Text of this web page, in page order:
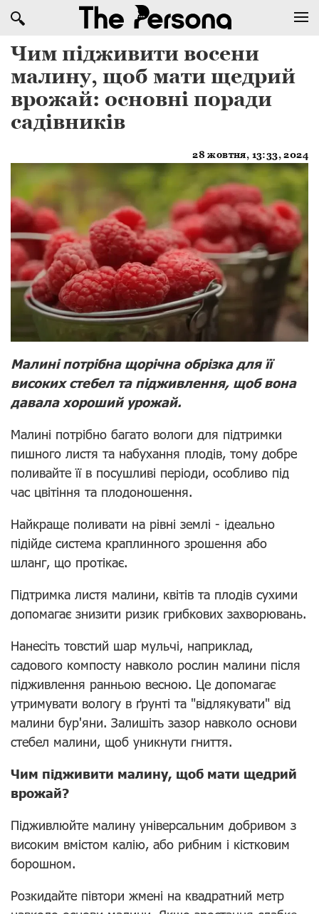
Чим підживити восени
малину, щоб мати щедрий
врожай: основні поради
садівників
28 жовтня, 13:33, 2024
Малині потрібна щорічна обрізка для її
високих стебел та підживлення, щоб вона
давала хороший урожай.
Малині потрібно багато вологи для підтримки
пишного листя та набухання плодів, тому добре
поливайте її в посушливі періоди, особливо під
час цвітіння та плодоношення.
Найкраще поливати на рівні землі - ідеально
підійде система краплинного зрошення або
шланг, що протікає.
Підтримка листя малини, квітів та плодів сухими
допомагає знизити ризик грибкових захворювань.
Нанесіть товстий шар мульчі, наприклад,
садового компосту навколо рослин малини після
підживлення ранньою весною. Це допомагає
утримувати вологу в ґрунті та "відлякувати" від
малини бур'яни. Залишіть зазор навколо основи
стебел малини, щоб уникнути гниття.
Чим підживити малину, щоб мати щедрий
врожай?
Підживлюйте малину універсальним добривом з
високим вмістом калію, або рибним і кістковим
борошном.
Розкидайте півтори жмені на квадратний метр